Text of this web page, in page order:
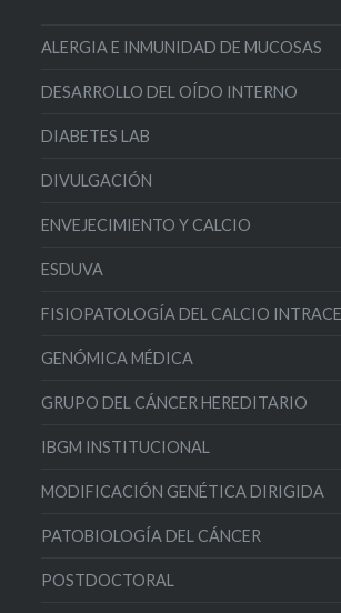
ALERGIA E INMUNIDAD DE MUCOSAS
DESARROLLO DEL OÍDO INTERNO
DIABETES LAB
DIVULGACIÓN
ENVEJECIMIENTO Y CALCIO
ESDUVA
FISIOPATOLOGÍA DEL CALCIO
GENÓMICA MÉDICA
GRUPO DEL CÁNCER HEREDITARIO
IBGM INSTITUCIONAL
MODIFICACIÓN GENÉTICA DIRIGIDA
PATOBIOLOGÍA DEL CÁNCER
POSTDOCTORAL